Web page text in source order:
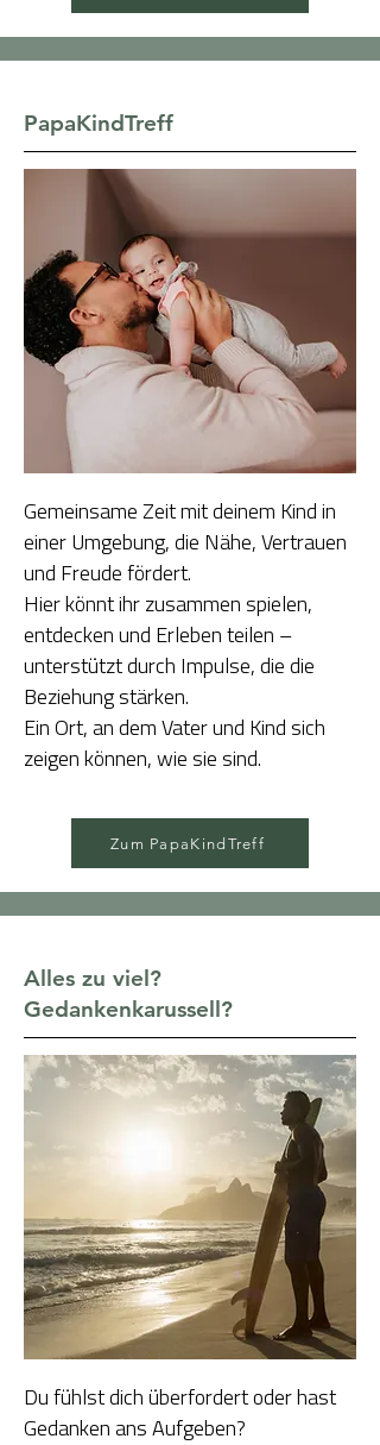
PapaKindTreff
Gemeinsame Zeit mit deinem Kind in
einer Umgebung, die Nähe, Vertrauen
und Freude fördert.
Hier könnt ihr zusammen spielen,
entdecken und Erleben teilen –
unterstützt durch Impulse, die die
Beziehung stärken.
Ein Ort, an dem Vater und Kind sich
zeigen können, wie sie sind.
Zum PapaKindTreff
Alles zu viel?
Gedankenkarussell?
Du fühlst dich überfordert oder hast
Gedanken ans Aufgeben?